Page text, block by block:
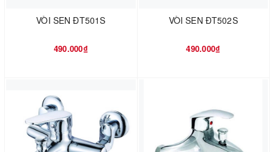
VÒI SEN ĐT501S
490.000₫
VÒI SEN ĐT502S
490.000₫